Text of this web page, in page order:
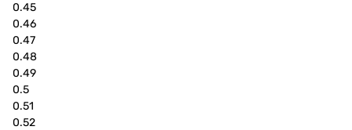
0.45
0.46
0.47
0.48
0.49
0.5
0.51
0.52